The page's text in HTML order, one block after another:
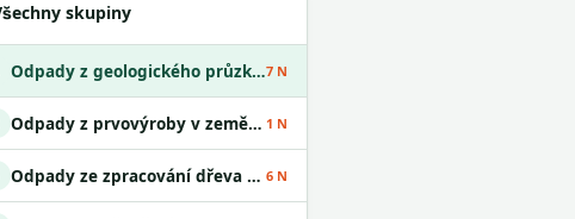
skupiny
Odpady z geologického průzkumu7 N
Odpady z prvovýroby v zemědělství 1 N
Odpady ze zpracování dřeva a výroby desek 6 N